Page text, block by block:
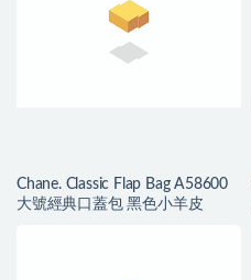
Chane. Classic Flap Bag A58600
大號經典口蓋包 黑色小羊皮